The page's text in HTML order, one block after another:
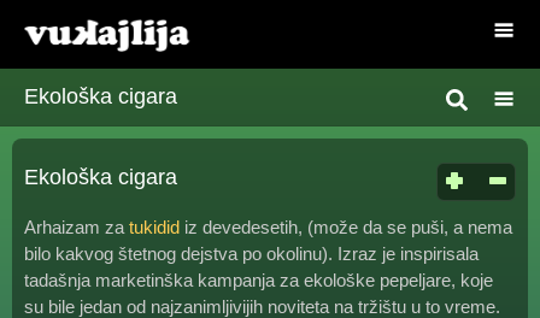
Ekološka cigara
Ekološka cigara
Arhaizam za tukidid iz devedesetih, (može da se puši, a nema
bilo kakvog štetnog dejstva po okolinu). Izraz je inspirisala
tadašnja marketinška kampanja za ekološke pepeljare, koje
su bile jedan od najzanimljivijih noviteta na tržištu u to vreme.